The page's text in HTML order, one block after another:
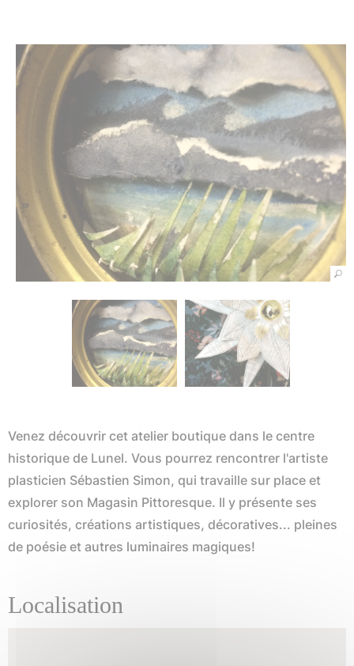
Venez découvrir cet atelier boutique dans le centre
historique de Lunel. Vous pourrez rencontrer l'artiste
plasticien Sébastien Simon, qui travaille sur place et
explorer son Magasin Pittoresque. Il y présente ses
curiosités, créations artistiques, décoratives... pleines
de poésie et autres luminaires magiques!
Localisation